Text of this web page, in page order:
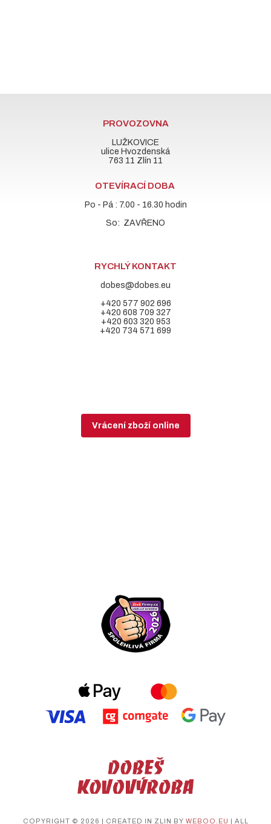
PROVOZOVNA
LUŽKOVICE
ulice Hvozdenská
763 11 Zlín 11
OTEVÍRACÍ DOBA
Po - Pá : 7.00 - 16.30 hodin
So: ZAVŘENO
RYCHLÝ KONTAKT
dobes@dobes.eu
+420 577 902 696
+420 608 709 327
+420 603 320 953
+420 734 571 699
Vrácení zboží online
COPYRIGHT © 2026 | CREATED IN ZLIN BY WEBOO.EU | ALL